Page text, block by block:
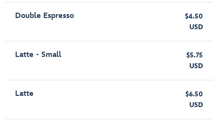
Double Espresso
$4.50
USD
Latte - Small
$5.75
USD
Latte
$6.50
USD